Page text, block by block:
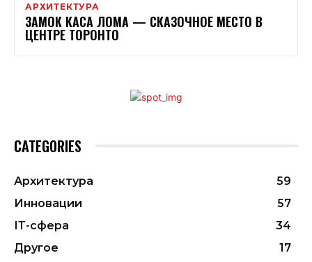
АРХИТЕКТУРА
ЗАМОК КАСА ЛОМА — СКАЗОЧНОЕ МЕСТО В
ЦЕНТРЕ ТОРОНТО
CATEGORIES
Архитектура
59
Инновации
57
ІТ-сфера
34
Другое
17